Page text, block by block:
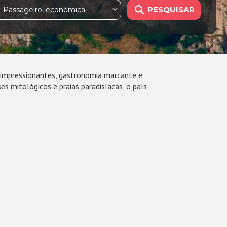
Passageiro, econômica PESQUISAR
gastronomia marcante e
mitológicos e praias paradisíacas, o país